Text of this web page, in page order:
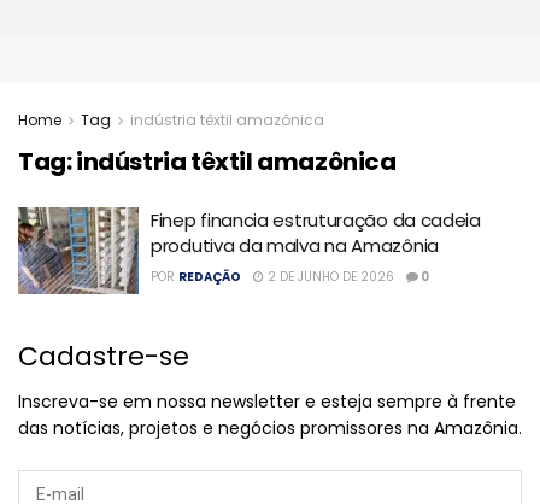
Home Tag indústria têxtil amazônica
Tag:indústria têxtil amazônica
Finep financia estruturação da cadeia
produtiva da malva na Amazônia
POR REDAÇÃO 2 DE JUNHO DE 2026 0
Cadastre-se
Inscreva-se em nossa newsletter e esteja sempre à frente
das notícias, projetos e negócios promissores na Amazônia.